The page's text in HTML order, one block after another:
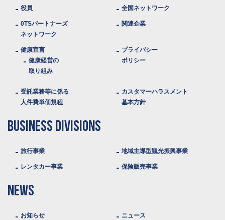
役員 全国ネットワーク
0TSパートナーズ
ネットワーク
関連企業
健康宣言
健康経営の
取り組み
プライバシー
ポリシー
受託業務等に係る
人件費単価規程
カスタマーハラスメント
基本方針
BUSINESS DIVISIONS
旅行事業 地域主導型観光振興事業
レンタカー事業 保険販売事業
NEWS
お知らせ ニュース